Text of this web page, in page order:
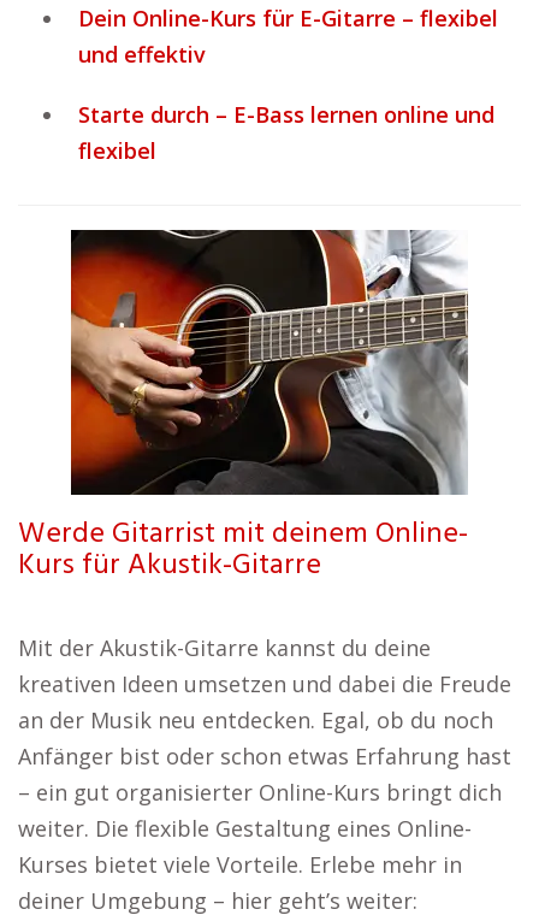
Dein Online-Kurs für E-Gitarre – flexibel
und effektiv
Starte durch – E-Bass lernen online und
flexibel
Werde Gitarrist mit deinem Online-
Kurs für Akustik-Gitarre
Mit der Akustik-Gitarre kannst du deine
kreativen Ideen umsetzen und dabei die Freude
an der Musik neu entdecken. Egal, ob du noch
Anfänger bist oder schon etwas Erfahrung hast
– ein gut organisierter Online-Kurs bringt dich
weiter. Die flexible Gestaltung eines Online-
Kurses bietet viele Vorteile. Erlebe mehr in
deiner Umgebung – hier geht’s weiter: